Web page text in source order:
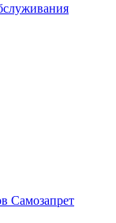
Самозапрет